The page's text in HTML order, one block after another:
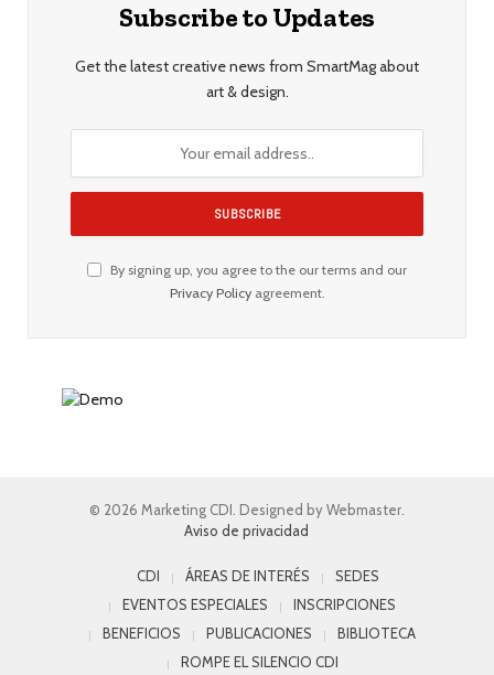
Subscribe to Updates
Get the latest creative news from SmartMag about
art & design.
By signing up, you agree to the our terms and our
Privacy Policyagreement.
© 2026 Marketing CDI. Designed by Webmaster.
Aviso de privacidad
CDI ÁREAS DE INTERÉS
SEDES
EVENTOS ESPECIALES
INSCRIPCIONES
BENEFICIOS
PUBLICACIONES
BIBLIOTECA
ROMPE EL SILENCIO CDI